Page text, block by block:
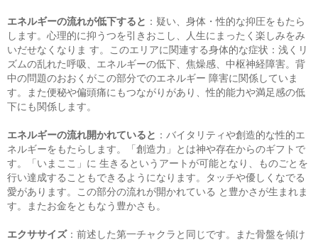
エネルギーの流れが低下すると ：疑い、身体・性的な抑圧をもたら
します。心理的に抑うつを引きおこし、人生にまったく楽しみをみ
いだせなくなりま す。このエリアに関連する身体的な症状：浅くリ
ズムの乱れた呼吸、エネルギーの低下、焦燥感、中枢神経障害。背
中の問題のおおくがこの部分でのエネルギー 障害に関係していま
す。また便秘や偏頭痛にもつながりがあり、性的能力や満足感の低
下にも関係します。
エネルギーの流れ開かれていると ：バイタリティや創造的な性的エ
ネルギーをもたらします。「創造力」とは神や存在からのギフトで
す。「いまここ」に 生きるというアートが可能となり、ものごとを
行い達成することもできるようになります。タッチや優しくなでる
愛があります。この部分の流れが開かれている と豊かさが生まれま
す。またお金をともなう豊かさも。
エクササイズ：前述した第一チャクラと同じです。また骨盤を傾け